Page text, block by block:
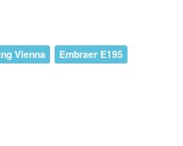
Vienna
Embraer E195